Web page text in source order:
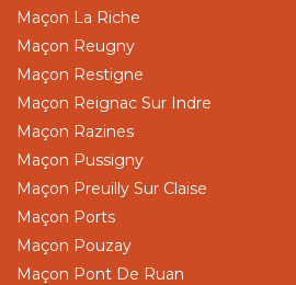
Maçon La Riche
Maçon Reugny
Maçon Restigne
Maçon Reignac Sur Indre
Maçon Razines
Maçon Pussigny
Maçon Preuilly Sur Claise
Maçon Ports
Maçon Pouzay
Maçon Pont De Ruan